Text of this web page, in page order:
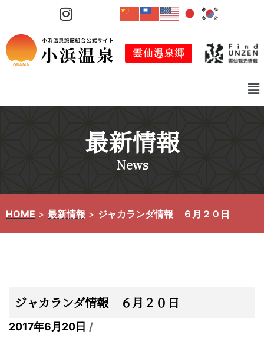
テ
ン
ス
最新情報
News
HOME > 最新情報 > ジャカランダ情報 ６月２０日
ジャカランダ情報 ６月２０日
2017年6月20日